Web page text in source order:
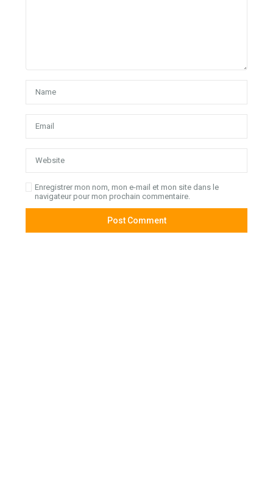
Enregistrer mon nom, mon e-mail et mon site dans le
navigateur pour mon prochain commentaire.